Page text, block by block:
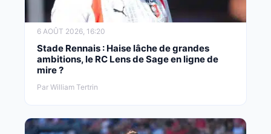
6 AOÛT 2026, 16:20
Stade Rennais : Haise lâche de grandes
ambitions, le RC Lens de Sage en ligne de
mire ?
Par William Tertrin